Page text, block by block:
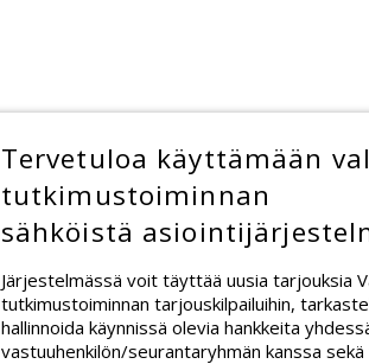
Tervetuloa käyttämään
tutkimustoiminnan
sähköistä
Järjestelmässä voit täyttää uusia tarjouksia
tutkimustoiminnan tarjouskilpailuihin,
hallinnoida käynnissä olevia hankkeita
vastuuhenkilön/seurantaryhmän kanssa